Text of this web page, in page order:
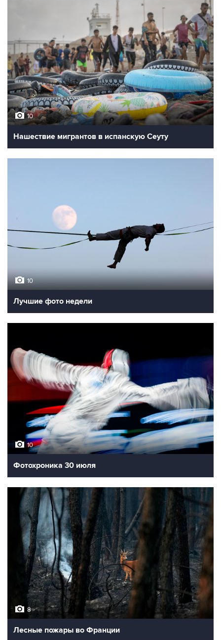
10
Нашествие мигрантов в испанскую Сеуту
10
Лучшие фото недели
10
Фотохроника 30 июля
8
Лесные пожары во Франции